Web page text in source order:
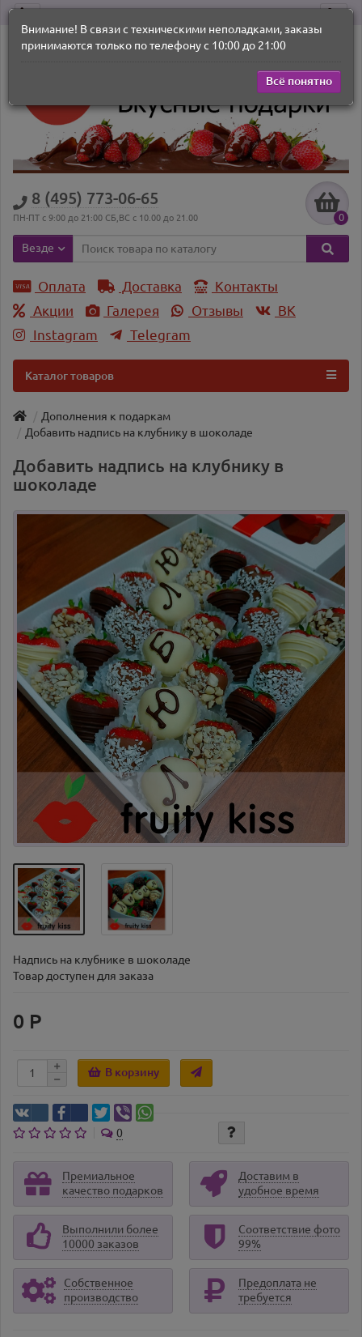
8 (495) 773-06-65
ПН-ПТ с 9:00 до 21:00 СБ,ВС с 10.00 до 21.00 0
Везде
Оплата Доставка
Контакты
Акции
Галерея Отзывы
ВK
Instagram
Telegram
Каталог товаров
Дополнения к подаркам
Добавить надпись на клубнику в шоколаде
Добавить надпись на клубнику в
шоколаде
Надпись на клубнике в шоколаде
Товар доступен для заказа
0 Р
В корзину
0
Премиальное
качество подарков
Доставим в
удобное время
Выполнили более
10000 заказов
Соответствие фото
99%
Собственное
производство
Предоплата не
требуется
Внимание! В связи с техническими неполадками, заказы
принимаются только по телефону с 10:00 до 21:00
Всё понятно